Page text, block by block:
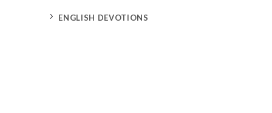
5 ENGLISH DEVOTIONS